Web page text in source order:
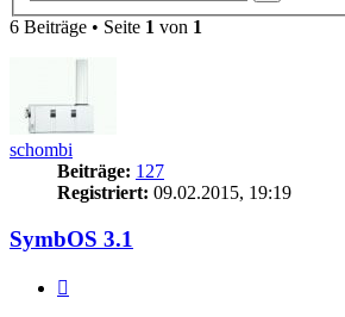
6 Beiträge • Seite 1 von 1
schombi
Beiträge: 127
Registriert: 09.02.2015, 19:19
SymbOS 3.1